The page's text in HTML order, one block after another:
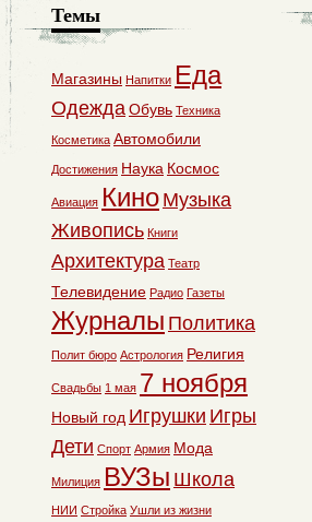
Темы
Магазины Напитки Еда
ОдеждаОбувь Техника
Косметика Автомобили
Достижения Наука Космос
Авиация Кино Музыка
Живопись Книги
Архитектура Театр
Телевидение Радио Газеты
Журналы Политика
Полит бюро Астрология Религия
Свадьбы 1 мая 7 ноября
Новый год Игрушки Игры
Дети Спорт Армия Мода
Милиция ВУЗы Школа
НИИ Стройка Ушли из жизни